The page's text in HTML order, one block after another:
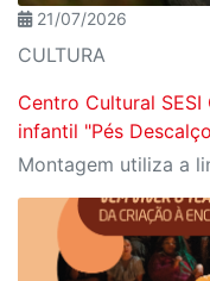
21/07/2026
CULTURA
Centro Cultural
infantil "Pés